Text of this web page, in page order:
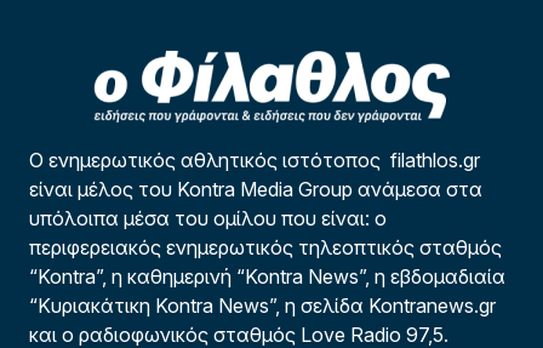
Ο ενημερωτικός αθλητικός ιστότοπος filathlos.gr
είναι μέλος του Kontra Media Group ανάμεσα στα
υπόλοιπα μέσα του ομίλου που είναι: ο
περιφερειακός ενημερωτικός τηλεοπτικός σταθμός
“Kontra”, η καθημερινή “Kontra News”, η εβδομαδιαία
“Κυριακάτικη Kontra News”, η σελίδα Kontranews.gr
και ο ραδιοφωνικός σταθμός Love Radio 97,5.